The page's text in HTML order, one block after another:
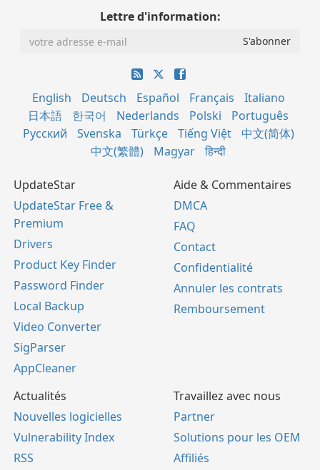
Lettre d'information:
English Deutsch Español Français
Italiano
日本語
한국어 Nederlands Polski
Português
Русский
Svenska Türkçe Tiếng Việt
中文(简体)
中文(繁體)
Magyar हिन्दी
UpdateStar
UpdateStar Free &
Premium
Drivers
Product Key Finder
Password Finder
Local Backup
Video Converter
SigParser
AppCleaner
Aide & Commentaires
DMCA
FAQ
Contact
Confidentialité
Annuler les contrats
Remboursement
Actualités
Nouvelles logicielles
Vulnerability Index
RSS
Travaillez avec nous
Partner
Solutions pour les OEM
Affiliés